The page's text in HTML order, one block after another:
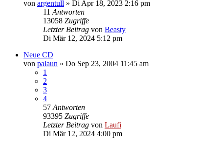
von argentull » Di Apr 18, 2023 2:16 pm
11 Antworten
13058 Zugriffe
Letzter Beitrag von Beasty
Di Mär 12, 2024 5:12 pm
Neue CD
von palaun » Do Sep 23, 2004 11:45 am
1
2
3
4
57 Antworten
93395 Zugriffe
Letzter Beitrag von Laufi
Di Mär 12, 2024 4:00 pm